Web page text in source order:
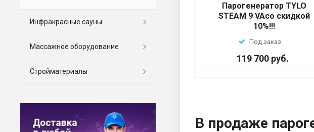
Парогенератор TYLO
STEAM 9 VAсо скидкой
10%!!!
Под заказ
119 700 руб.
В продаже
Инфракрасные сауны
Массажное оборудование
Стройматериалы